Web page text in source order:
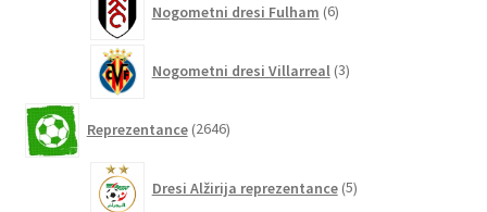
Nogometni dresi Fulham 6izdelkov
Nogometni dresi Villarreal 3izdelki
Reprezentance 2646izdelkov
Dresi Alžirija reprezentance 5izdelkov